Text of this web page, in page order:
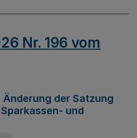
Nr. 196 vom
der Satzung
und